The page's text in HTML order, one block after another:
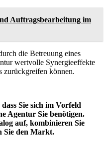
Auftragsbearbeitung im
die Betreuung eines
wertvolle Synergieeffekte
zurückgreifen können.
Sie sich im Vorfeld
Agentur Sie benötigen.
auf, kombinieren Sie
Sie den Markt.